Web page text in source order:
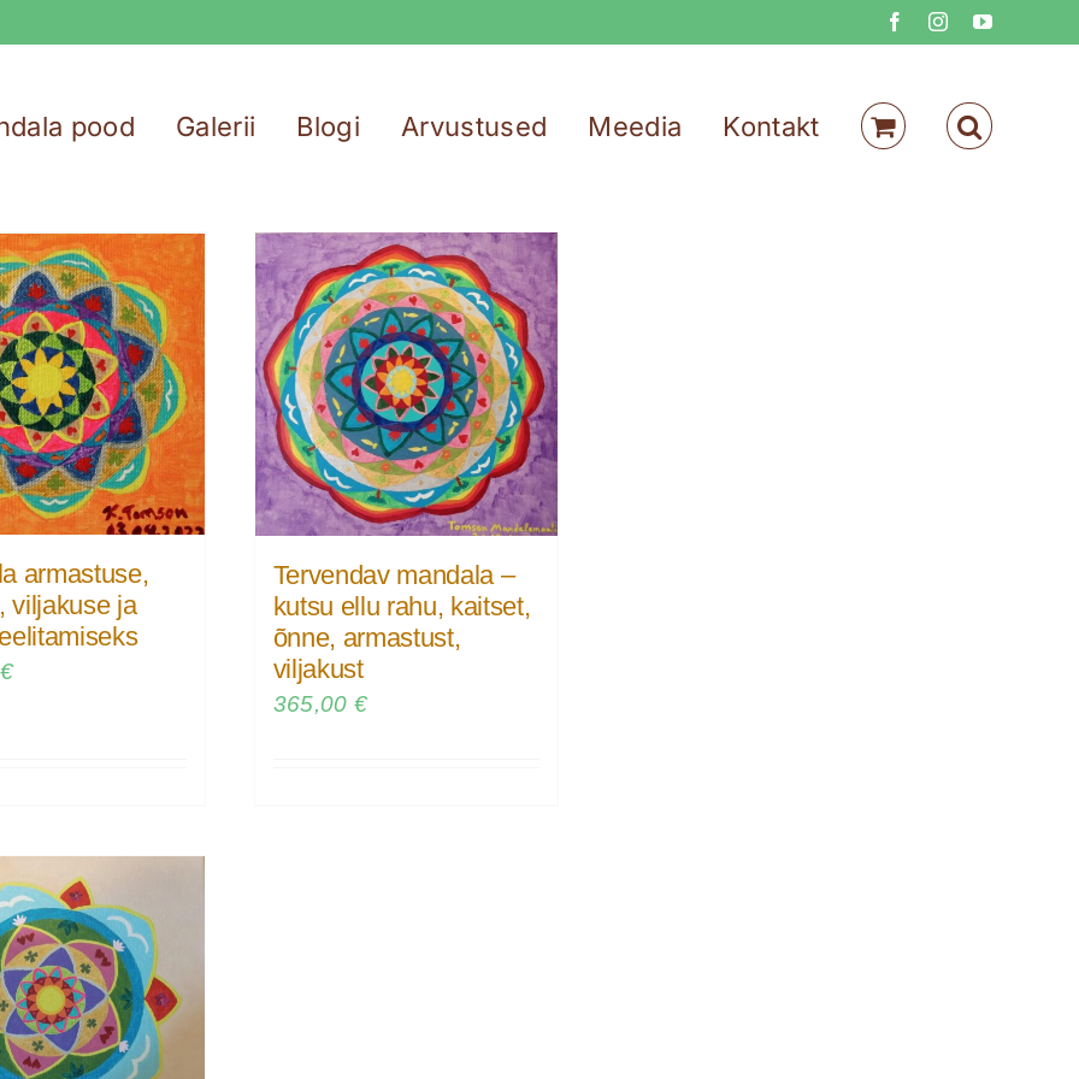
FacebookInstagramYouTube
pood Galerii Blogi Arvustused Meedia Kontakt
armastuse,
viljakuse ja
€
Tervendav mandala –
kutsu ellu rahu, kaitset,
õnne, armastust,
viljakust
365,00 €